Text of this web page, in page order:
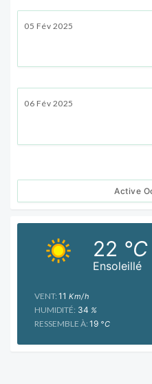
05 Fév 2025
06 Fév 2025
Active
Ensoleillé
22 °C
VENT: 11 Km/h
HUMIDITÉ: 34 %
RESSEMBLE À: 19 °C